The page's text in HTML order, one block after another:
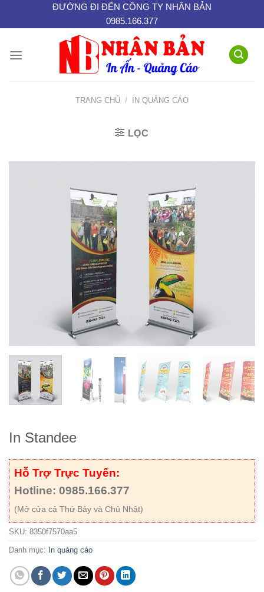
ĐƯỜNG ĐI ĐẾN CÔNG TY NHÂN BẢN
0985.166.377
TRANG CHỦ / IN QUẢNG CÁO
LỌC
In Standee
Hỗ Trợ Trực Tuyến:
Hotline: 0985.166.377
(Mở cửa cả Thứ Bảy và Chủ Nhật)
SKU: 8350f7570aa5
Danh mục: In quảng cáo